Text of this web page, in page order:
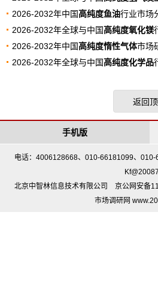
2026-2032年中国高纯度鱼油行业市场
2026-2032年全球与中国高纯度氧化镁
2026-2032年中国高纯度惰性气体市场
2026-2032年全球与中国高纯度化学品
返回
手机版
电话：4006128668、010-66181099、
北京中智林信息技术有限公司 京公网安备
市场调研网